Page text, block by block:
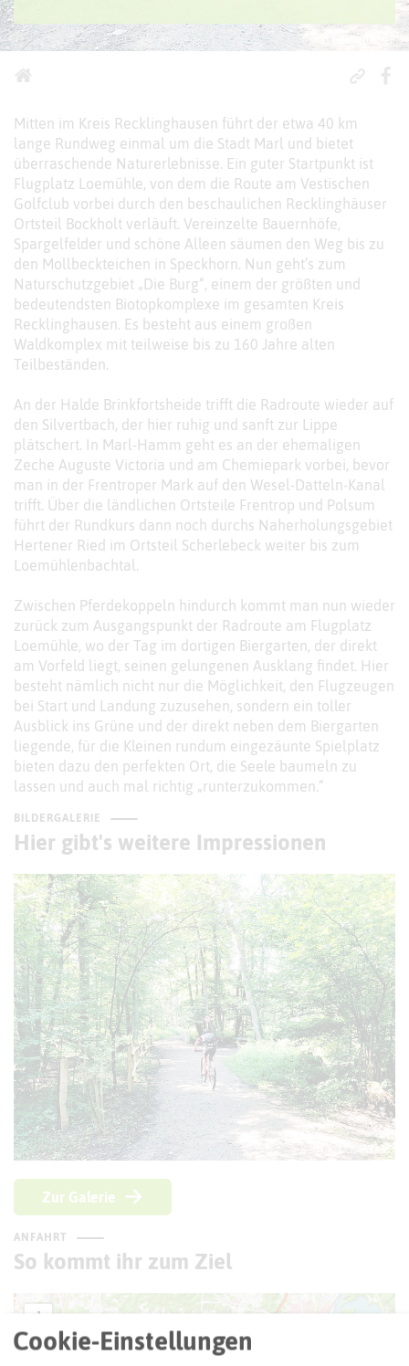
© Kreis Recklinghausen
Mitten im Kreis Recklinghausen führt der etwa 40 km
lange Rundweg einmal um die Stadt Marl und bietet
überraschende Naturerlebnisse. Ein guter Startpunkt ist
Flugplatz Loemühle, von dem die Route am Vestischen
Golfclub vorbei durch den beschaulichen Recklinghäuser
Ortsteil Bockholt verläuft. Vereinzelte Bauernhöfe,
Spargelfelder und schöne Alleen säumen den Weg bis zu
den Mollbeckteichen in Speckhorn. Nun geht’s zum
Naturschutzgebiet „Die Burg“, einem der größten und
bedeutendsten Biotopkomplexe im gesamten Kreis
Recklinghausen. Es besteht aus einem großen
Waldkomplex mit teilweise bis zu 160 Jahre alten
Teilbeständen.
An der Halde Brinkfortsheide trifft die Radroute wieder auf
den Silvertbach, der hier ruhig und sanft zur Lippe
plätschert. In Marl-Hamm geht es an der ehemaligen
Zeche Auguste Victoria und am Chemiepark vorbei, bevor
man in der Frentroper Mark auf den Wesel-Datteln-Kanal
trifft. Über die ländlichen Ortsteile Frentrop und Polsum
führt der Rundkurs dann noch durchs Naherholungsgebiet
Hertener Ried im Ortsteil Scherlebeck weiter bis zum
Loemühlenbachtal.
Zwischen Pferdekoppeln hindurch kommt man nun wieder
zurück zum Ausgangspunkt der Radroute am Flugplatz
Loemühle, wo der Tag im dortigen Biergarten, der direkt
am Vorfeld liegt, seinen gelungenen Ausklang findet. Hier
besteht nämlich nicht nur die Möglichkeit, den Flugzeugen
bei Start und Landung zuzusehen, sondern ein toller
Ausblick ins Grüne und der direkt neben dem Biergarten
liegende, für die Kleinen rundum eingezäunte Spielplatz
bieten dazu den perfekten Ort, die Seele baumeln zu
lassen und auch mal richtig „runterzukommen.“
BILDERGALERIE
Hier gibt's weitere Impressionen
© Kreis Recklinghausen
Zur Galerie
ANFAHRT
So kommt ihr zum Ziel
+
−
Cookie-Einstellungen